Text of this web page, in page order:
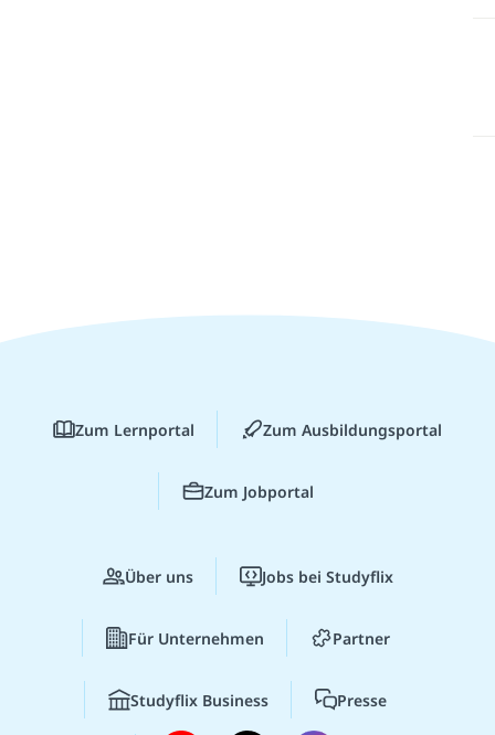
Zum Lernportal Zum Ausbildungsportal
Zum Jobportal
Über uns Jobs bei Studyflix
Für Unternehmen Partner
Studyflix Business Presse